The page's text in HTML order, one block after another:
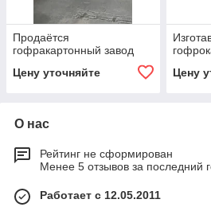
Продаётся
гофракартонный завод
Цену уточняйте
Цену
О нас
Рейтинг не сформирован
Менее 5 отзывов за последний
Работает с 12.05.2011